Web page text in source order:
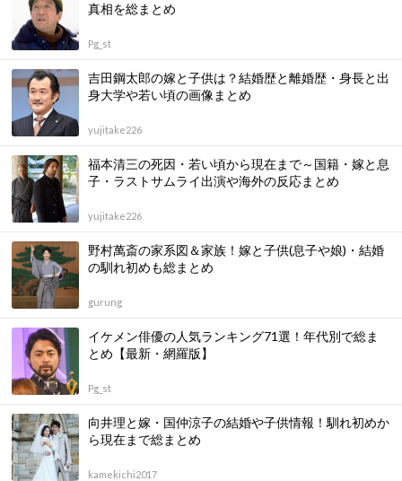
真相を総まとめ
Pg_st
吉田鋼太郎の嫁と子供は？結婚歴と離婚歴・身長と出
身大学や若い頃の画像まとめ
yujitake226
福本清三の死因・若い頃から現在まで～国籍・嫁と息
子・ラストサムライ出演や海外の反応まとめ
yujitake226
野村萬斎の家系図＆家族！嫁と子供(息子や娘)・結婚
の馴れ初めも総まとめ
gurung
イケメン俳優の人気ランキング71選！年代別で総ま
とめ【最新・網羅版】
Pg_st
向井理と嫁・国仲涼子の結婚や子供情報！馴れ初めか
ら現在まで総まとめ
kamekichi2017